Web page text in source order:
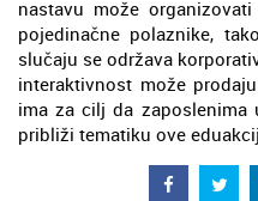
nastavu može
pojedinačne polaznike,
slučaju se održava
interaktivnost može
ima za cilj da zaposlenima
približi tematiku ove